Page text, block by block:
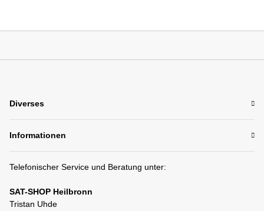
Diverses
Informationen
Telefonischer Service und Beratung unter:
SAT-SHOP Heilbronn
Tristan Uhde